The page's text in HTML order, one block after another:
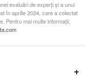
evaluări de experți și a unui
în aprilie 2024, care a colectat
Pentru mai multe informații,